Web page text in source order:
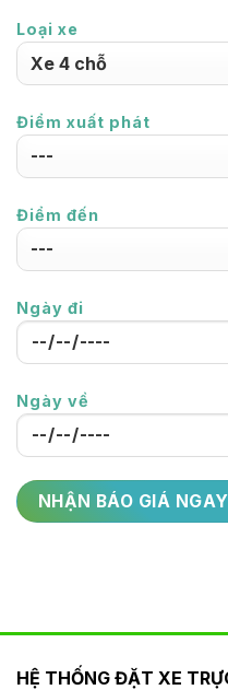
Loại xe
Điểm xuất phát
Điểm đến
Ngày đi
Ngày về
HỆ THỐNG ĐẶT XE